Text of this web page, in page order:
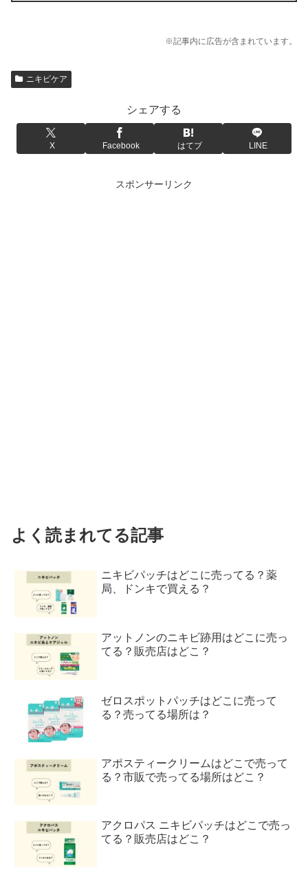
※記事内に広告が含まれています。
ニキビケア
シェアする
X Facebook はてブ LINE
スポンサーリンク
よく読まれてる記事
ニキビパッチはどこに売ってる？薬
局、ドンキで買える？
アットノンのニキビ跡用はどこに売っ
てる？販売店はどこ？
ゼロスポットパッチはどこに売って
る？売ってる場所は？
アポスティークリームはどこで売って
る？市販で売ってる場所はどこ？
アクロパス ニキビパッチはどこで売っ
てる？販売店はどこ？